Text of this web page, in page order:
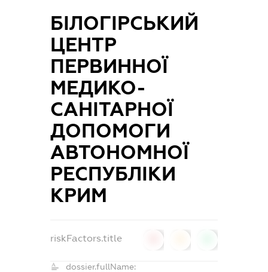
БІЛОГІРСЬКИЙ
ЦЕНТР
ПЕРВИННОЇ
МЕДИКО-
САНІТАРНОЇ
ДОПОМОГИ
АВТОНОМНОЇ
РЕСПУБЛІКИ
КРИМ
riskFactors.title
dossier.fullName: